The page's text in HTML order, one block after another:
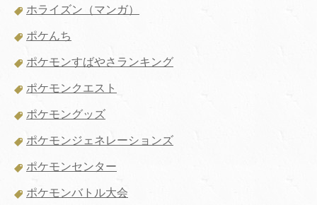
ホライズン（マンガ）
ポケんち
ポケモンすばやさランキング
ポケモンクエスト
ポケモングッズ
ポケモンジェネレーションズ
ポケモンセンター
ポケモンバトル大会